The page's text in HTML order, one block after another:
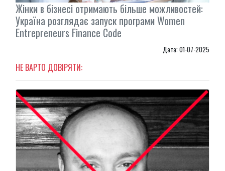
Жінки в бізнесі отримають більше можливостей:
Україна розглядає запуск програми Women
Entrepreneurs Finance Code
Дата: 01-07-2025
НЕ ВАРТО ДОВІРЯТИ: